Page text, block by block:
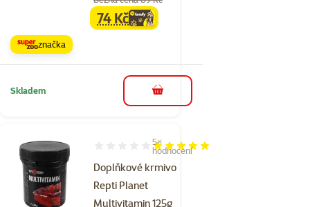
familycena
74 Kč
značka
Skladem do košíku
Doplňkové krmivo
Repti Planet
Multivitamin 125g
Hodnocení 96%, počet hodnocení: 5
5×
hodnocení